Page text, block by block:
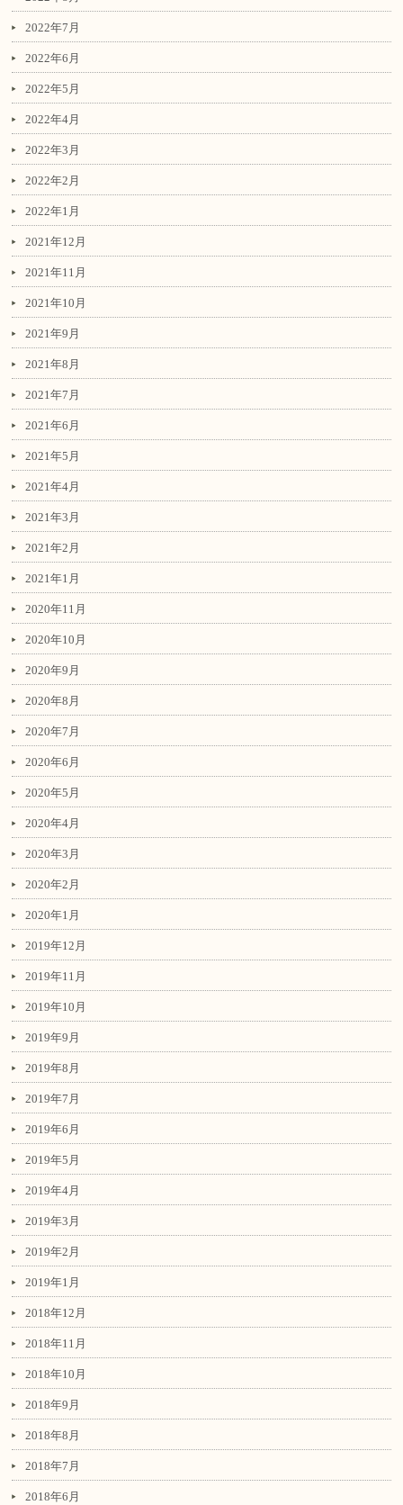
2022年7月
2022年6月
2022年5月
2022年4月
2022年3月
2022年2月
2022年1月
2021年12月
2021年11月
2021年10月
2021年9月
2021年8月
2021年7月
2021年6月
2021年5月
2021年4月
2021年3月
2021年2月
2021年1月
2020年11月
2020年10月
2020年9月
2020年8月
2020年7月
2020年6月
2020年5月
2020年4月
2020年3月
2020年2月
2020年1月
2019年12月
2019年11月
2019年10月
2019年9月
2019年8月
2019年7月
2019年6月
2019年5月
2019年4月
2019年3月
2019年2月
2019年1月
2018年12月
2018年11月
2018年10月
2018年9月
2018年8月
2018年7月
2018年6月